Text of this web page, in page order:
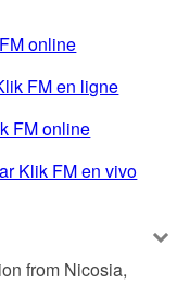
online
FM en ligne
FM online
Klik FM en vivo
from Nicosia,